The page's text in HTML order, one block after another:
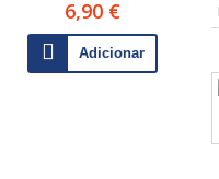
6,90 €
Adicionar